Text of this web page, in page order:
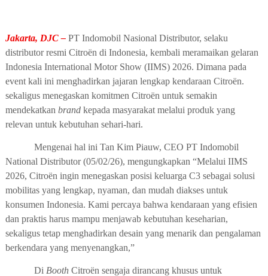
Jakarta, DJC – PT Indomobil Nasional Distributor, selaku
distributor resmi Citroën di Indonesia, kembali meramaikan gelaran
Indonesia International Motor Show (IIMS) 2026. Dimana pada
event kali ini menghadirkan jajaran lengkap kendaraan Citroën.
sekaligus menegaskan komitmen Citroën untuk semakin
mendekatkan brandkepada masyarakat melalui produk yang
relevan untuk kebutuhan sehari-hari.
Mengenai hal ini Tan Kim Piauw, CEO PT Indomobil
National Distributor (05/02/26), mengungkapkan “Melalui IIMS
2026, Citroën ingin menegaskan posisi keluarga C3 sebagai solusi
mobilitas yang lengkap, nyaman, dan mudah diakses untuk
konsumen Indonesia. Kami percaya bahwa kendaraan yang efisien
dan praktis harus mampu menjawab kebutuhan keseharian,
sekaligus tetap menghadirkan desain yang menarik dan pengalaman
berkendara yang menyenangkan,”
Di BoothCitroën sengaja dirancang khusus untuk